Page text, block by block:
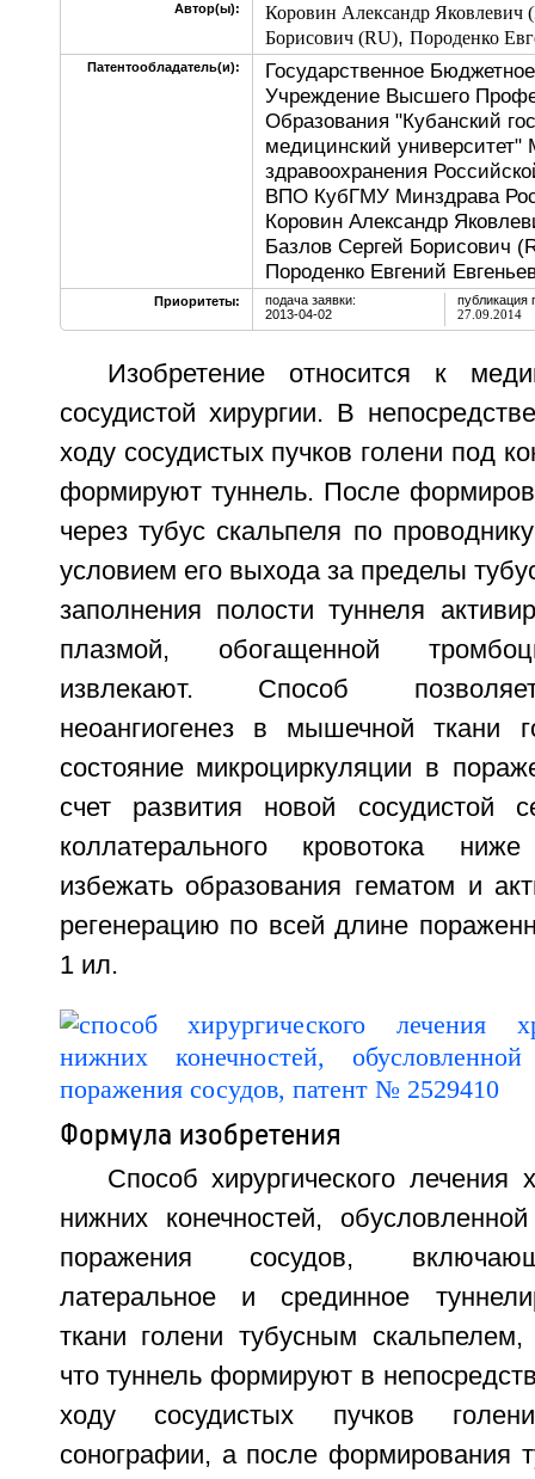
Автор(ы):
Коровин Александр Яковлевич
Борисович (RU), Породенко
Патентообладатель(и):
Государственное
Учреждение Высшего
Образования "Кубанский
медицинский университет"
здравоохранения
ВПО КубГМУ Минздрава
Коровин Александр
Базлов Сергей Борисович
Породенко Евгений
Приоритеты:
подача заявки:
2013-04-02
публикация
27.09.2014
Изобретение относится к
сосудистой хирургии. В
ходу сосудистых пучков голени под
формируют туннель. После
через тубус скальпеля по
условием его выхода за пределы
заполнения полости туннеля
плазмой, обогащенной
извлекают. Способ
неоангиогенез в мышечной ткани
состояние микроциркуляции в
счет развития новой сосудистой
коллатерального кровотока
избежать образования гематом и
регенерацию по всей длине
1 ил.
Формула изобретения
Способ хирургического лечения
нижних конечностей,
поражения сосудов,
латеральное и срединное
ткани голени тубусным
что туннель формируют в
ходу сосудистых пучков
сонографии, а после формирования